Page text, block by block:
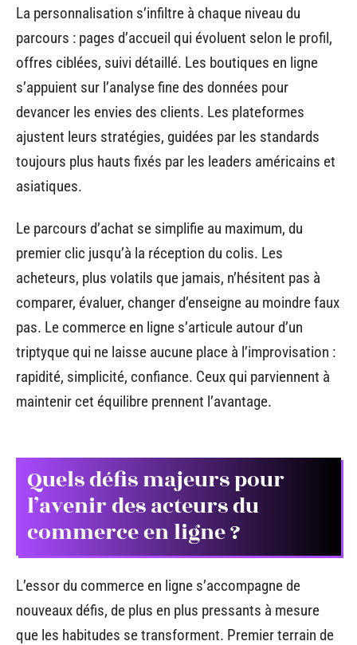
La personnalisation s’infiltre à chaque niveau du
parcours : pages d’accueil qui évoluent selon le profil,
offres ciblées, suivi détaillé. Les boutiques en ligne
s’appuient sur l’analyse fine des données pour
devancer les envies des clients. Les plateformes
ajustent leurs stratégies, guidées par les standards
toujours plus hauts fixés par les leaders américains et
asiatiques.
Le parcours d’achat se simplifie au maximum, du
premier clic jusqu’à la réception du colis. Les
acheteurs, plus volatils que jamais, n’hésitent pas à
comparer, évaluer, changer d’enseigne au moindre faux
pas. Le commerce en ligne s’articule autour d’un
triptyque qui ne laisse aucune place à l’improvisation :
rapidité, simplicité, confiance. Ceux qui parviennent à
maintenir cet équilibre prennent l’avantage.
Quels défis majeurs pour
l’avenir des acteurs du
commerce en ligne ?
L’essor du commerce en ligne s’accompagne de
nouveaux défis, de plus en plus pressants à mesure
que les habitudes se transforment. Premier terrain de